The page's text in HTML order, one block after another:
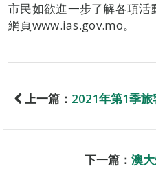
市民如欲進一步了解各項
網頁www.ias.gov.mo。
上一篇： 2021年第1季
下一篇： 澳